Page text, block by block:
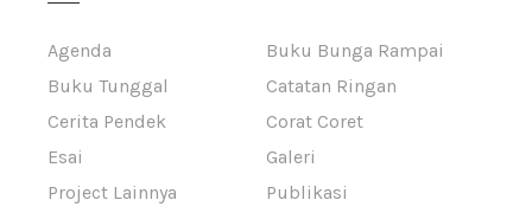
Agenda
Buku Bunga Rampai
Buku Tunggal
Catatan Ringan
Cerita Pendek
Corat Coret
Esai
Galeri
Project Lainnya
Publikasi